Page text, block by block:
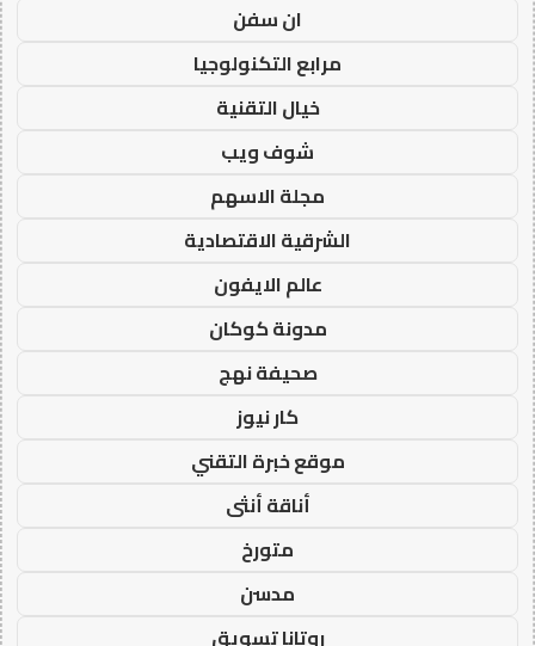
ان سفن
مرابع التكنولوجيا
خيال التقنية
شوف ويب
مجلة الاسهم
الشرقية الاقتصادية
عالم الايفون
مدونة كوكان
صحيفة نهج
كار نيوز
موقع خبرة التقني
أناقة أنثى
متورخ
مدسن
روتانا تسويق